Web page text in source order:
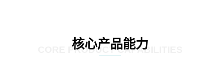
核心产品能力
CORE PRODUCT CAPABILITIES